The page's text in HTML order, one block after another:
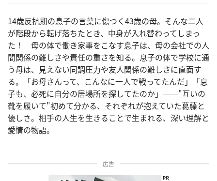
14歳反抗期の息子の言葉に傷つく43歳の母。そんな二人
が階段から転げ落ちたとき、中身が入れ替わってしまっ
た！ 母の体で働き家事をこなす息子は、母の会社での人
間関係の難しさや責任の重さを知る。息子の体で学校に通
う母は、見えない同調圧力や友人関係の難しさに直面す
る。「お母さんって、こんなに一人で戦ってたんだ」「息
子も、必死に自分の居場所を探してたのか」——"互いの
靴を履いて"初めて分かる、それぞれが抱えていた葛藤と
優しさ。相手の人生を生きることで生まれる、深い理解と
愛情の物語。
広告